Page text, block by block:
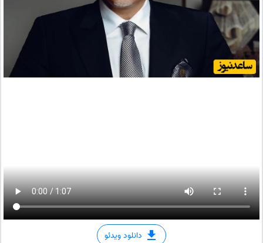
دانلود ویدئو